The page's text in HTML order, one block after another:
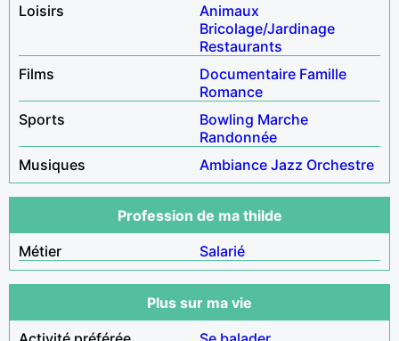
Loisirs
Animaux
Bricolage/Jardinage
Restaurants
Films
Documentaire Famille
Romance
Sports
Bowling Marche
Randonnée
Musiques
Ambiance Jazz Orchestre
Profession de ma thilde
Métier
Salarié
Plus sur ma vie